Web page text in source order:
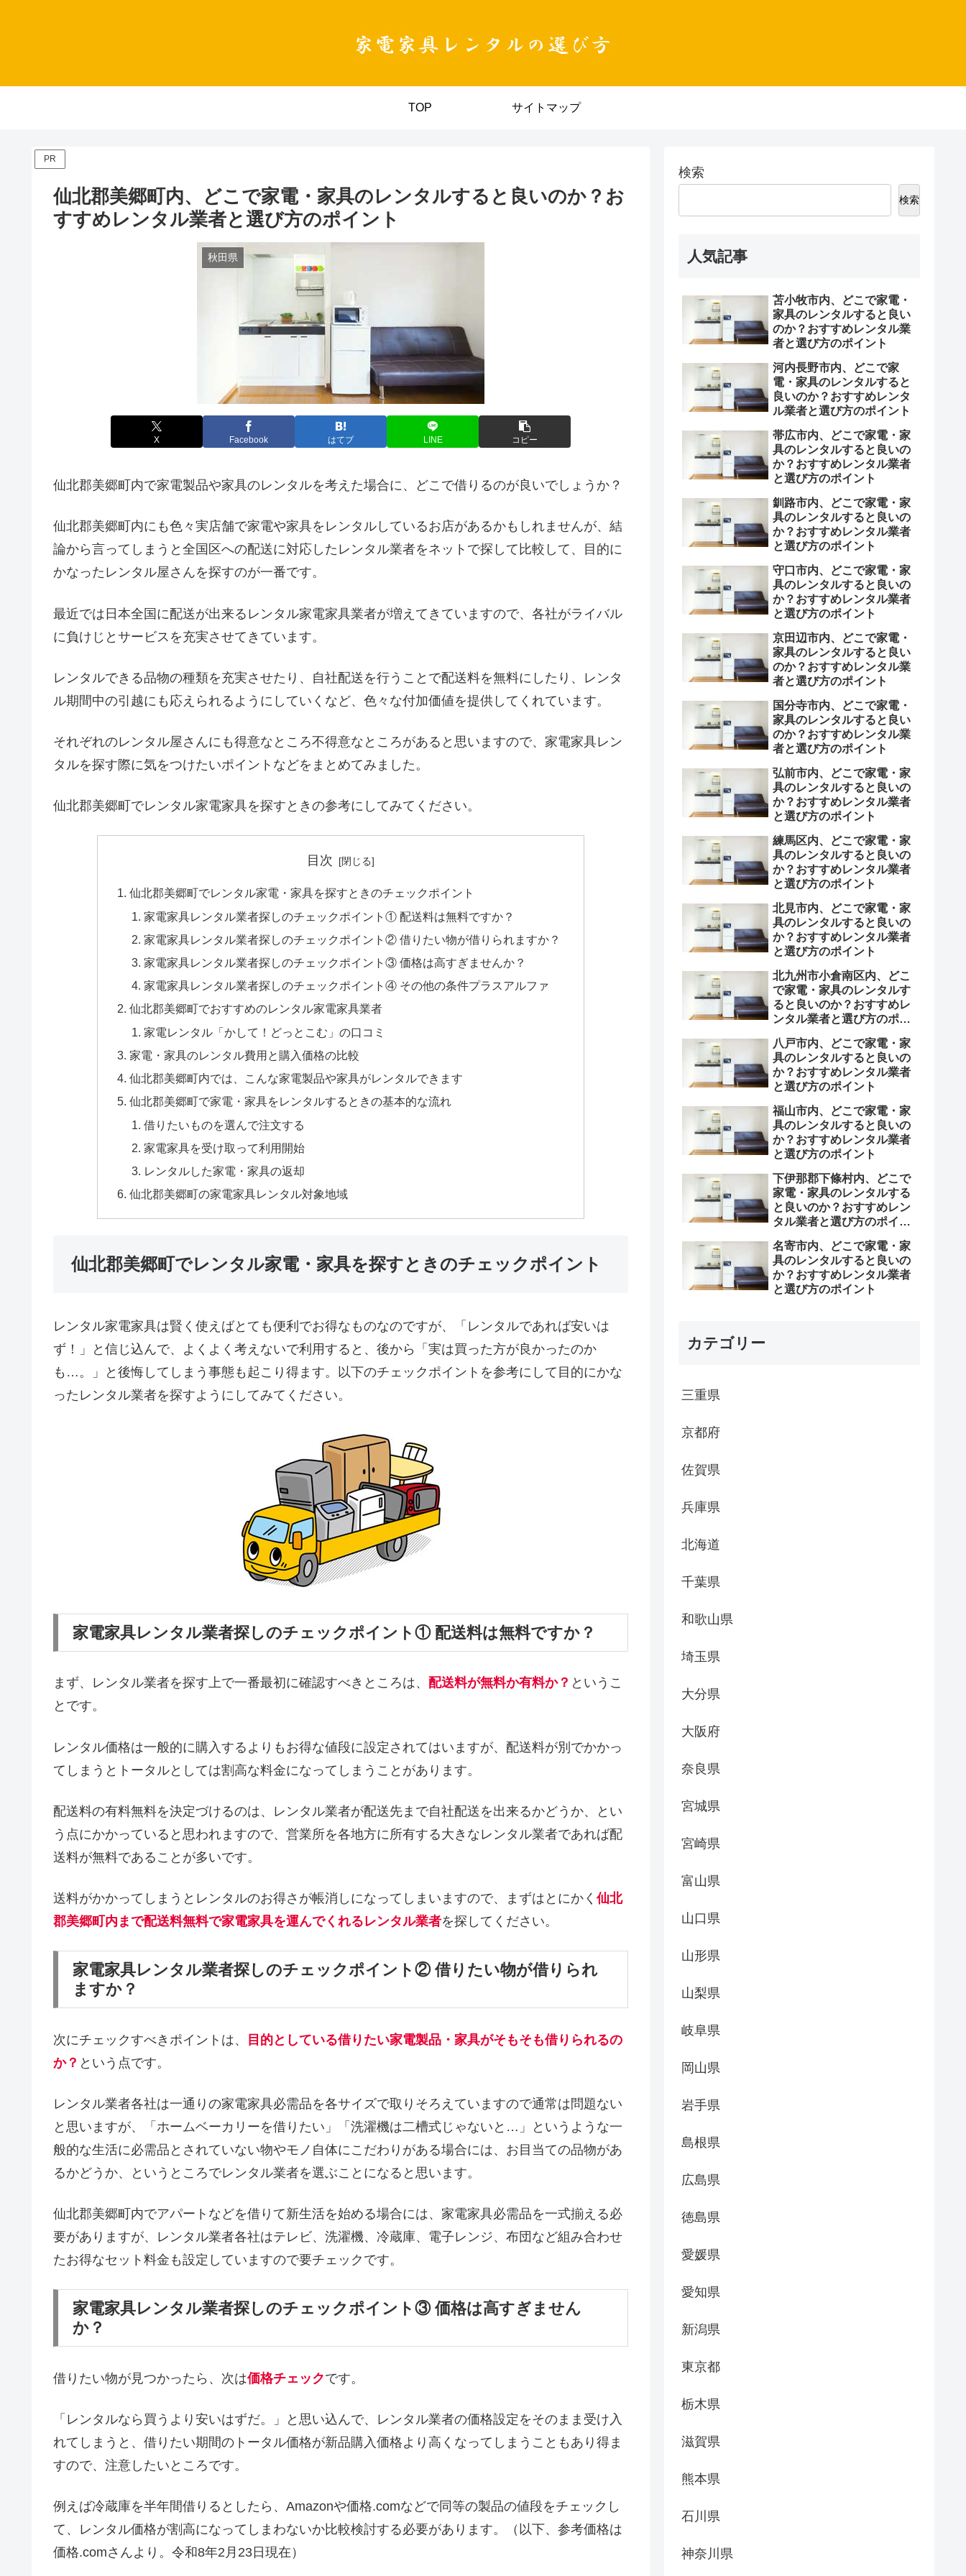
TOP サイトマップ
PR
仙北郡美郷町内、どこで家電・家具のレンタルすると良いのか？お
すすめレンタル業者と選び方のポイント
秋田県
X Facebook はてブ LINE コピー
仙北郡美郷町内で家電製品や家具のレンタルを考えた場合に、どこで借りるのが良いでしょうか？
仙北郡美郷町内にも色々実店舗で家電や家具をレンタルしているお店があるかもしれませんが、結
論から言ってしまうと全国区への配送に対応したレンタル業者をネットで探して比較して、目的に
かなったレンタル屋さんを探すのが一番です。
最近では日本全国に配送が出来るレンタル家電家具業者が増えてきていますので、各社がライバル
に負けじとサービスを充実させてきています。
レンタルできる品物の種類を充実させたり、自社配送を行うことで配送料を無料にしたり、レンタ
ル期間中の引越にも応えられるようにしていくなど、色々な付加価値を提供してくれています。
それぞれのレンタル屋さんにも得意なところ不得意なところがあると思いますので、家電家具レン
タルを探す際に気をつけたいポイントなどをまとめてみました。
仙北郡美郷町でレンタル家電家具を探すときの参考にしてみてください。
目次
仙北郡美郷町でレンタル家電・家具を探すときのチェックポイント
家電家具レンタル業者探しのチェックポイント① 配送料は無料ですか？
家電家具レンタル業者探しのチェックポイント② 借りたい物が借りられますか？
家電家具レンタル業者探しのチェックポイント③ 価格は高すぎませんか？
家電家具レンタル業者探しのチェックポイント④ その他の条件プラスアルファ
仙北郡美郷町でおすすめのレンタル家電家具業者
家電レンタル「かして！どっとこむ」の口コミ
家電・家具のレンタル費用と購入価格の比較
仙北郡美郷町内では、こんな家電製品や家具がレンタルできます
仙北郡美郷町で家電・家具をレンタルするときの基本的な流れ
借りたいものを選んで注文する
家電家具を受け取って利用開始
レンタルした家電・家具の返却
仙北郡美郷町の家電家具レンタル対象地域
仙北郡美郷町でレンタル家電・家具を探すときのチェックポイント
レンタル家電家具は賢く使えばとても便利でお得なものなのですが、「レンタルであれば安いは
ず！」と信じ込んで、よくよく考えないで利用すると、後から「実は買った方が良かったのか
も…。」と後悔してしまう事態も起こり得ます。以下のチェックポイントを参考にして目的にかな
ったレンタル業者を探すようにしてみてください。
家電家具レンタル業者探しのチェックポイント① 配送料は無料ですか？
まず、レンタル業者を探す上で一番最初に確認すべきところは、 配送料が無料か有料か？ というこ
とです。
レンタル価格は一般的に購入するよりもお得な値段に設定されてはいますが、配送料が別でかかっ
てしまうとトータルとしては割高な料金になってしまうことがあります。
配送料の有料無料を決定づけるのは、レンタル業者が配送先まで自社配送を出来るかどうか、とい
う点にかかっていると思われますので、営業所を各地方に所有する大きなレンタル業者であれば配
送料が無料であることが多いです。
送料がかかってしまうとレンタルのお得さが帳消しになってしまいますので、まずはとにかく 仙北
郡美郷町内まで配送料無料で家電家具を運んでくれるレンタル業者を探してください。
家電家具レンタル業者探しのチェックポイント② 借りたい物が借りられ
ますか？
次にチェックすべきポイントは、
目的としている借りたい家電製品・家具がそもそも借りられるの
か？ という点です。
レンタル業者各社は一通りの家電家具必需品を各サイズで取りそろえていますので通常は問題ない
と思いますが、「ホームベーカリーを借りたい」「洗濯機は二槽式じゃないと…」というような一
般的な生活に必需品とされていない物やモノ自体にこだわりがある場合には、お目当ての品物があ
るかどうか、というところでレンタル業者を選ぶことになると思います。
仙北郡美郷町内でアパートなどを借りて新生活を始める場合には、家電家具必需品を一式揃える必
要がありますが、レンタル業者各社はテレビ、洗濯機、冷蔵庫、電子レンジ、布団など組み合わせ
たお得なセット料金も設定していますので要チェックです。
家電家具レンタル業者探しのチェックポイント③ 価格は高すぎません
か？
借りたい物が見つかったら、次は価格チェックです。
「レンタルなら買うより安いはずだ。」と思い込んで、レンタル業者の価格設定をそのまま受け入
れてしまうと、借りたい期間のトータル価格が新品購入価格より高くなってしまうこともあり得ま
すので、注意したいところです。
例えば冷蔵庫を半年間借りるとしたら、Amazonや価格.comなどで同等の製品の値段をチェックし
て、レンタル価格が割高になってしまわないか比較検討する必要があります。（以下、参考価格は
価格.comさんより。令和8年2月23日現在）
検索
検索
人気記事
苫小牧市内、どこで家電・
家具のレンタルすると良い
のか？おすすめレンタル業
者と選び方のポイント
河内長野市内、どこで家
電・家具のレンタルすると
良いのか？おすすめレンタ
ル業者と選び方のポイント
帯広市内、どこで家電・家
具のレンタルすると良いの
か？おすすめレンタル業者
と選び方のポイント
釧路市内、どこで家電・家
具のレンタルすると良いの
か？おすすめレンタル業者
と選び方のポイント
守口市内、どこで家電・家
具のレンタルすると良いの
か？おすすめレンタル業者
と選び方のポイント
京田辺市内、どこで家電・
家具のレンタルすると良い
のか？おすすめレンタル業
者と選び方のポイント
国分寺市内、どこで家電・
家具のレンタルすると良い
のか？おすすめレンタル業
者と選び方のポイント
弘前市内、どこで家電・家
具のレンタルすると良いの
か？おすすめレンタル業者
と選び方のポイント
練馬区内、どこで家電・家
具のレンタルすると良いの
か？おすすめレンタル業者
と選び方のポイント
北見市内、どこで家電・家
具のレンタルすると良いの
か？おすすめレンタル業者
と選び方のポイント
北九州市小倉南区内、どこ
で家電・家具のレンタルす
ると良いのか？おすすめレ
ンタル業者と選び方のポイ
八戸市内、どこで家電・家
具のレンタルすると良いの
か？おすすめレンタル業者
と選び方のポイント
福山市内、どこで家電・家
具のレンタルすると良いの
か？おすすめレンタル業者
と選び方のポイント
下伊那郡下條村内、どこで
家電・家具のレンタルする
と良いのか？おすすめレン
タル業者と選び方のポイン
名寄市内、どこで家電・家
具のレンタルすると良いの
か？おすすめレンタル業者
と選び方のポイント
カテゴリー
三重県
京都府
佐賀県
兵庫県
北海道
千葉県
和歌山県
埼玉県
大分県
大阪府
奈良県
宮城県
宮崎県
富山県
山口県
山形県
山梨県
岐阜県
岡山県
岩手県
島根県
広島県
徳島県
愛媛県
愛知県
新潟県
東京都
栃木県
滋賀県
熊本県
石川県
神奈川県